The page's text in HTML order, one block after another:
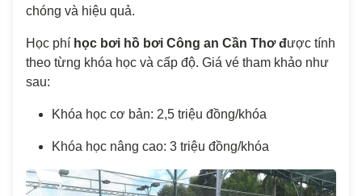
chóng và hiệu quả.
Học phí học bơi hồ bơi Công an Cần Thơ được tính
theo từng khóa học và cấp độ. Giá vé tham khảo như
sau:
Khóa học cơ bản: 2,5 triệu đồng/khóa
Khóa học nâng cao: 3 triệu đồng/khóa